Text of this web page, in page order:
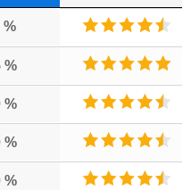
%
%
%
%
%